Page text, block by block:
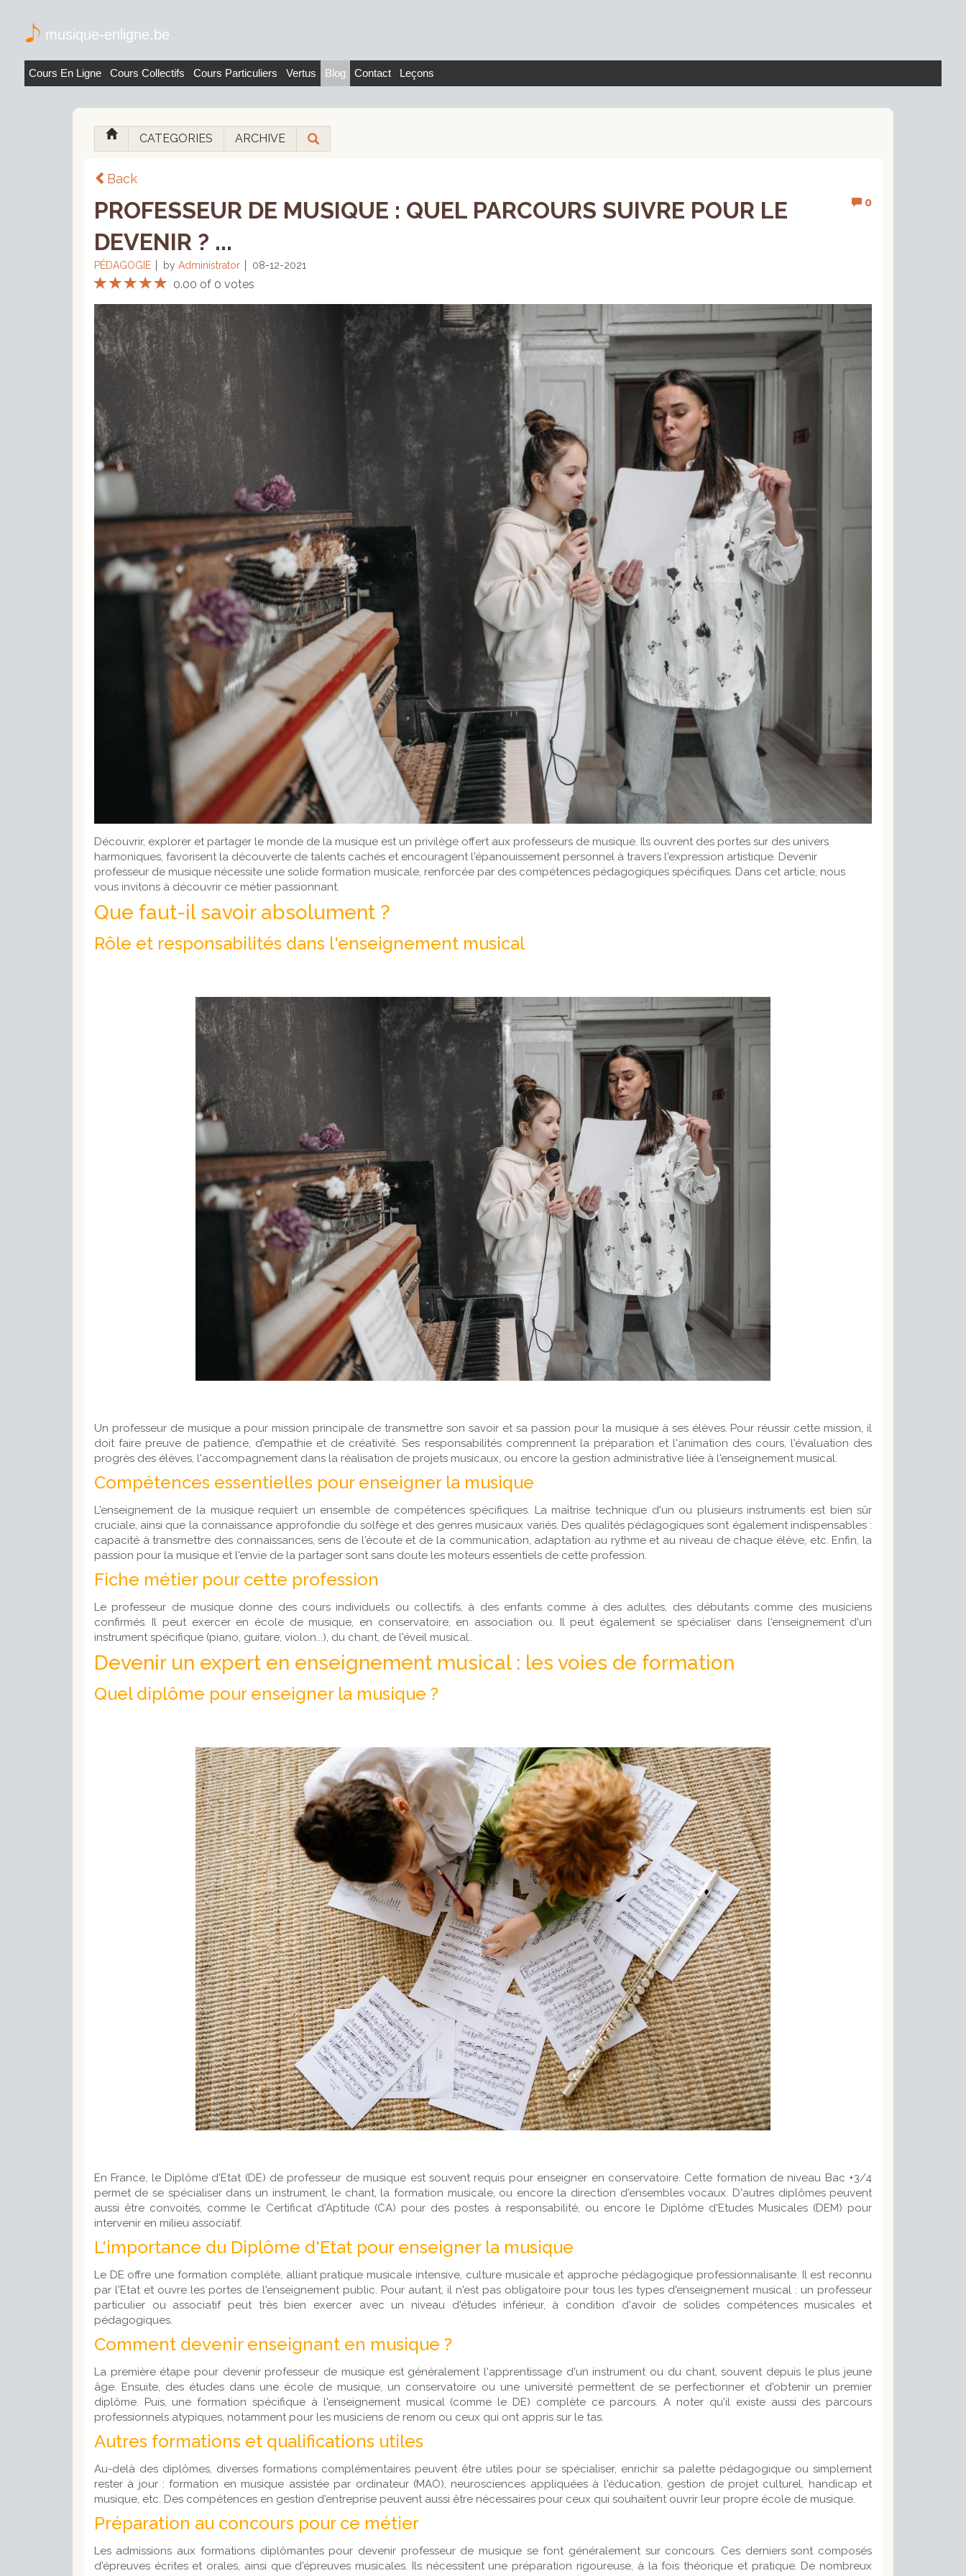
musique-enligne.be
Cours En Ligne Cours Collectifs Cours Particuliers Vertus Blog Contact Leçons
CATEGORIES ARCHIVE
Back
0
PROFESSEUR DE MUSIQUE : QUEL PARCOURS SUIVRE POUR LE
DEVENIR ? ...
PÉDAGOGIE by Administrator 08-12-2021
0.00 of 0 votes
Découvrir, explorer et partager le monde de la musique est un privilège offert aux professeurs de musique. Ils ouvrent des portes sur des univers
harmoniques, favorisent la découverte de talents cachés et encouragent l'épanouissement personnel à travers l'expression artistique. Devenir
professeur de musiquenécessite une solide formation musicale, renforcée par des compétences pédagogiques spécifiques. Dans cet article, nous
vous invitons à découvrir ce métier passionnant.
Que faut-il savoir absolument ?
Rôle et responsabilités dans l'enseignement musical
Un professeur de musique a pour mission principale de transmettre son savoir et sa passion pour la musique à ses élèves. Pour réussir cette mission, il
doit faire preuve de patience, d'empathie et de créativité. Ses responsabilités comprennent la préparation et l'animation des cours, l'évaluation des
progrès des élèves, l'accompagnement dans la réalisation de projets musicaux, ou encore la gestion administrative liée à l'enseignement musical.
Compétences essentielles pour enseigner la musique
L'enseignement de la musique requiert un ensemble de compétences spécifiques. La maîtrise technique d'un ou plusieurs instruments est bien sûr
cruciale, ainsi que la connaissance approfondie du solfège et des genres musicaux variés. Des qualités pédagogiques sont également indispensables :
capacité à transmettre des connaissances, sens de l'écoute et de la communication, adaptation au rythme et au niveau de chaque élève, etc. Enfin, la
passion pour la musique et l'envie de la partager sont sans doute les moteurs essentiels de cette profession.
Fiche métier pour cette profession
Le professeur de musique donne des cours individuels ou collectifs, à des enfants comme à des adultes, des débutants comme des musiciens
confirmés. Il peut exercer en école de musique, en conservatoire, en association ou. Il peut également se spécialiser dans l'enseignement d'un
instrument spécifique (piano, guitare, violon...), du chant, de l'éveil musical..
Devenir un expert en enseignement musical : les voies de formation
Quel diplôme pour enseigner la musique ?
En France, le Diplôme d'Etat (DE) de professeur de musique est souvent requis pour enseigner en conservatoire. Cette formation de niveau Bac +3/4
permet de se spécialiser dans un instrument, le chant, la formation musicale, ou encore la direction d'ensembles vocaux. D'autres diplômes peuvent
aussi être convoités, comme le Certificat d'Aptitude (CA) pour des postes à responsabilité, ou encore le Diplôme d'Etudes Musicales (DEM) pour
intervenir en milieu associatif.
L'importance du Diplôme d'Etat pour enseigner la musique
Le DE offre une formation complète, alliant pratique musicale intensive, culture musicale et approche pédagogique professionnalisante. Il est reconnu
par l'Etat et ouvre les portes de l'enseignement public. Pour autant, il n'est pas obligatoire pour tous les types d'enseignement musical : un professeur
particulier ou associatif peut très bien exercer avec un niveau d'études inférieur, à condition d'avoir de solides compétences musicales et
pédagogiques.
Comment devenir enseignant en musique ?
La première étape pour devenir professeur de musique est généralement l'apprentissage d'un instrument ou du chant, souvent depuis le plus jeune
âge. Ensuite, des études dans une école de musique, un conservatoire ou une université permettent de se perfectionner et d'obtenir un premier
diplôme. Puis, une formation spécifique à l'enseignement musical (comme le DE) complète ce parcours. A noter qu'il existe aussi des parcours
professionnels atypiques, notamment pour les musiciens de renom ou ceux qui ont appris sur le tas.
Autres formations et qualifications utiles
Au-delà des diplômes, diverses formations complémentaires peuvent être utiles pour se spécialiser, enrichir sa palette pédagogique ou simplement
rester à jour : formation en musique assistée par ordinateur (MAO), neurosciences appliquées à l'éducation, gestion de projet culturel, handicap et
musique, etc. Des compétences en gestion d'entreprise peuvent aussi être nécessaires pour ceux qui souhaitent ouvrir leur propre école de musique.
Préparation au concours pour ce métier
Les admissions aux formations diplômantes pour devenir professeur de musique se font généralement sur concours. Ces derniers sont composés
d'épreuves écrites et orales, ainsi que d'épreuves musicales. Ils nécessitent une préparation rigoureuse, à la fois théorique et pratique. De nombreux